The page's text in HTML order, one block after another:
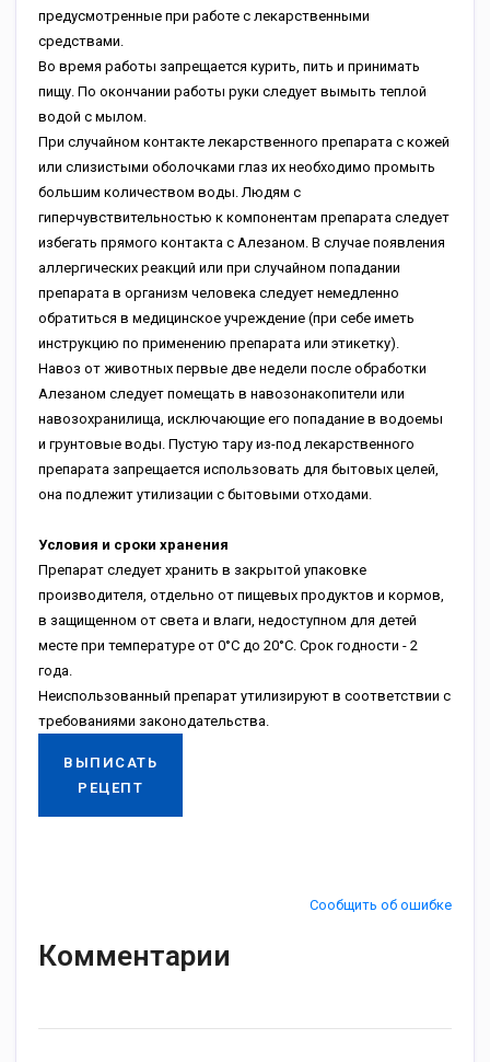
предусмотренные при работе с лекарственными
средствами.
Во время работы запрещается курить, пить и принимать
пищу. По окончании работы руки следует вымыть теплой
водой с мылом.
При случайном контакте лекарственного препарата с кожей
или слизистыми оболочками глаз их необходимо промыть
большим количеством воды. Людям с
гиперчувствительностью к компонентам препарата следует
избегать прямого контакта с Алезаном. В случае появления
аллергических реакций или при случайном попадании
препарата в организм человека следует немедленно
обратиться в медицинское учреждение (при себе иметь
инструкцию по применению препарата или этикетку).
Навоз от животных первые две недели после обработки
Алезаном следует помещать в навозонакопители или
навозохранилища, исключающие его попадание в водоемы
и грунтовые воды. Пустую тару из-под лекарственного
препарата запрещается использовать для бытовых целей,
она подлежит утилизации с бытовыми отходами.
Условия и сроки хранения
Препарат следует хранить в закрытой упаковке
производителя, отдельно от пищевых продуктов и кормов,
в защищенном от света и влаги, недоступном для детей
месте при температуре от 0°С до 20°С. Срок годности - 2
года.
Неиспользованный препарат утилизируют в соответствии с
требованиями законодательства.
ВЫПИСАТЬ
РЕЦЕПТ
Сообщить об ошибке
Комментарии